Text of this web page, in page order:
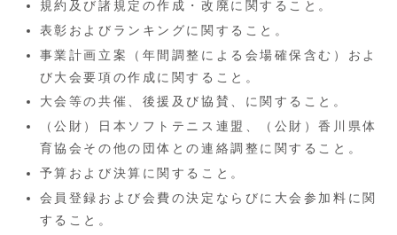
規約及び諸規定の作成・改廃に関すること。
表彰およびランキングに関すること。
事業計画立案（年間調整による会場確保含む）およ
び大会要項の作成に関すること。
大会等の共催、後援及び協賛、に関すること。
（公財）日本ソフトテニス連盟、（公財）香川県体
育協会その他の団体との連絡調整に関すること。
予算および決算に関すること。
会員登録および会費の決定ならびに大会参加料に関
すること。